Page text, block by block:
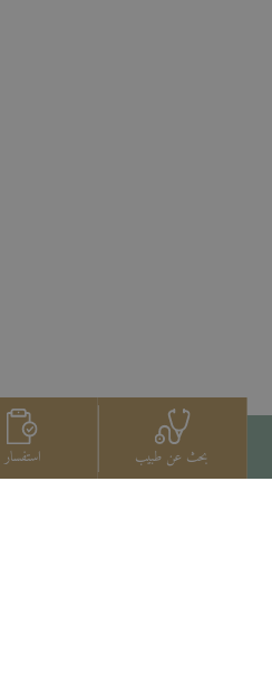
بحث عن طبيب استفسار